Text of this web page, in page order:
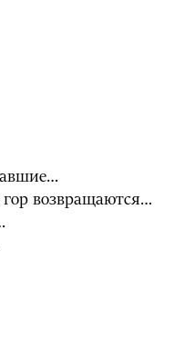
возвращаются…